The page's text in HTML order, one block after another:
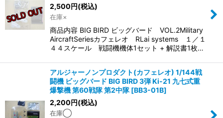
2,500円(税込)
在庫×
商品内容 BIG BIRD ビッグバード VOL.2Military
AircraftSeriesカフェレオ RLai systems １／１
４４スケール 戦闘機機体1セット + 解説書1枚…
アルジャーノンプロダクト(カフェレオ) 1/144戦
闘機 ビッグバード BIG BIRD 3弾 Ki-21 九七式重
爆撃機 第60戦隊 第2中隊 [BB3-01B]
2,200円(税込)
在庫◯